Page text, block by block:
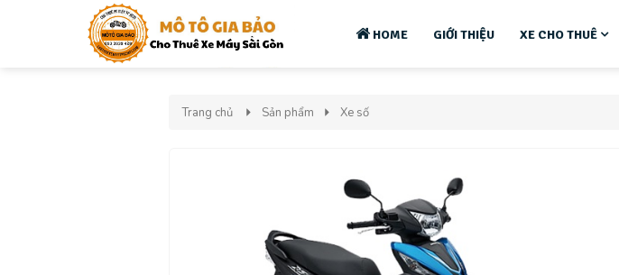
HOME GIỚI THIỆU XE CHO THUÊ
Trang chủ Sản phẩm Xe số